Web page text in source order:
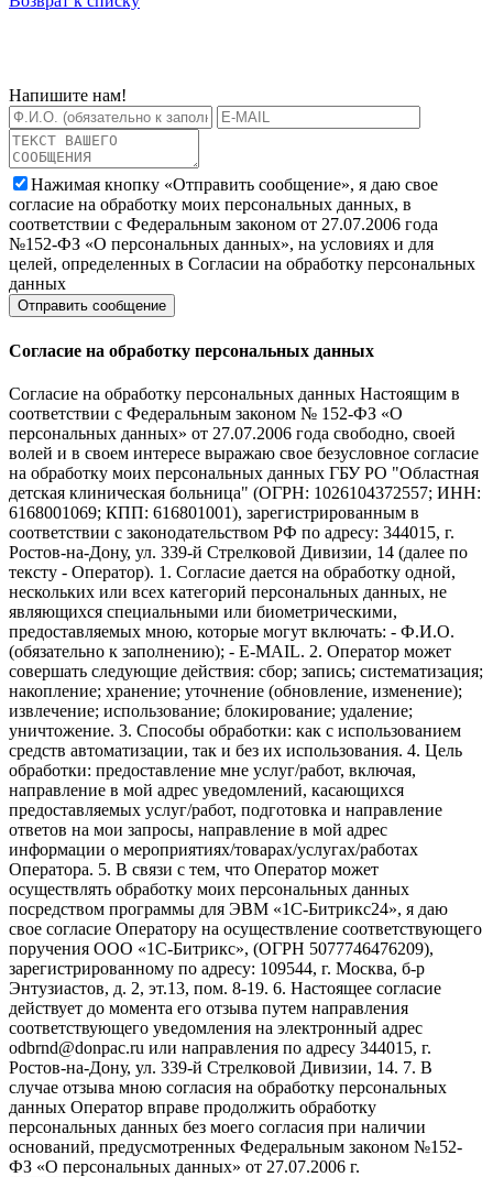
Напишите нам!
Нажимая кнопку «Отправить сообщение», я даю свое
согласие на обработку моих персональных данных, в
соответствии с Федеральным законом от 27.07.2006 года
№152-ФЗ «О персональных данных», на условиях и для
целей, определенных в Согласии на обработку персональных
данных
Согласие на обработку персональных данных
Согласие на обработку персональных данных Настоящим в
соответствии с Федеральным законом № 152-ФЗ «О
персональных данных» от 27.07.2006 года свободно, своей
волей и в своем интересе выражаю свое безусловное согласие
на обработку моих персональных данных ГБУ РО "Областная
детская клиническая больница" (ОГРН: 1026104372557; ИНН:
6168001069; КПП: 616801001), зарегистрированным в
соответствии с законодательством РФ по адресу: 344015, г.
Ростов-на-Дону, ул. 339-й Стрелковой Дивизии, 14 (далее по
тексту - Оператор). 1. Согласие дается на обработку одной,
нескольких или всех категорий персональных данных, не
являющихся специальными или биометрическими,
предоставляемых мною, которые могут включать: - Ф.И.О.
(обязательно к заполнению); - E-MAIL. 2. Оператор может
совершать следующие действия: сбор; запись; систематизация;
накопление; хранение; уточнение (обновление, изменение);
извлечение; использование; блокирование; удаление;
уничтожение. 3. Способы обработки: как с использованием
средств автоматизации, так и без их использования. 4. Цель
обработки: предоставление мне услуг/работ, включая,
направление в мой адрес уведомлений, касающихся
предоставляемых услуг/работ, подготовка и направление
ответов на мои запросы, направление в мой адрес
информации о мероприятиях/товарах/услугах/работах
Оператора. 5. В связи с тем, что Оператор может
осуществлять обработку моих персональных данных
посредством программы для ЭВМ «1С-Битрикс24», я даю
свое согласие Оператору на осуществление соответствующего
поручения ООО «1С-Битрикс», (ОГРН 5077746476209),
зарегистрированному по адресу: 109544, г. Москва, б-р
Энтузиастов, д. 2, эт.13, пом. 8-19. 6. Настоящее согласие
действует до момента его отзыва путем направления
соответствующего уведомления на электронный адрес
odbrnd@donpac.ru или направления по адресу 344015, г.
Ростов-на-Дону, ул. 339-й Стрелковой Дивизии, 14. 7. В
случае отзыва мною согласия на обработку персональных
данных Оператор вправе продолжить обработку
персональных данных без моего согласия при наличии
оснований, предусмотренных Федеральным законом №152-
ФЗ «О персональных данных» от 27.07.2006 г.